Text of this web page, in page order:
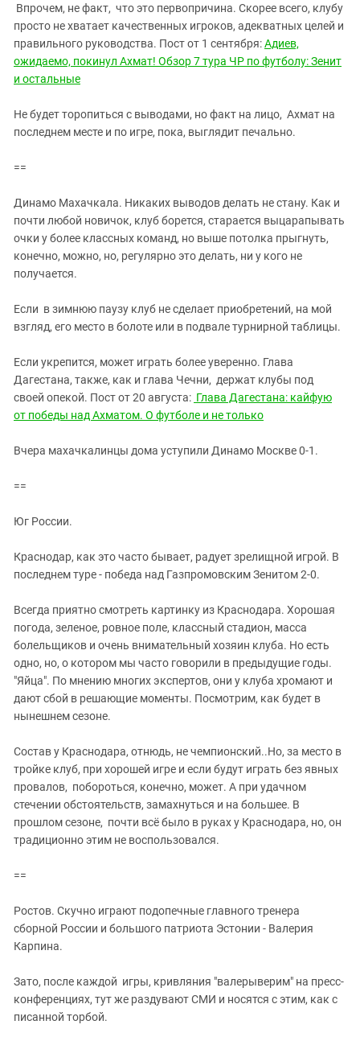
Впрочем, не факт, что это первопричина. Скорее всего, клубу
просто не хватает качественных игроков, адекватных целей и
правильного руководства. Пост от 1 сентября:Адиев,
ожидаемо, покинул Ахмат! Обзор 7 тура ЧР по футболу: Зенит
и остальные
Не будет торопиться с выводами, но факт на лицо, Ахмат на
последнем месте и по игре, пока, выглядит печально.
==
Динамо Махачкала. Никаких выводов делать не стану. Как и
почти любой новичок, клуб борется, старается выцарапывать
очки у более классных команд, но выше потолка прыгнуть,
конечно, можно, но, регулярно это делать, ни у кого не
получается.
Если в зимнюю паузу клуб не сделает приобретений, на мой
взгляд, его место в болоте или в подвале турнирной таблицы.
Если укрепится, может играть более уверенно. Глава
Дагестана, также, как и глава Чечни, держат клубы под
своей опекой. Пост от 20 августа: Глава Дагестана: кайфую
от победы над Ахматом. О футболе и не только
Вчера махачкалинцы дома уступили Динамо Москве 0-1.
==
Юг России.
Краснодар, как это часто бывает, радует зрелищной игрой. В
последнем туре - победа над Газпромовским Зенитом 2-0.
Всегда приятно смотреть картинку из Краснодара. Хорошая
погода, зеленое, ровное поле, классный стадион, масса
болельщиков и очень внимательный хозяин клуба. Но есть
одно, но, о котором мы часто говорили в предыдущие годы.
"Яйца". По мнению многих экспертов, они у клуба хромают и
дают сбой в решающие моменты. Посмотрим, как будет в
нынешнем сезоне.
Состав у Краснодара, отнюдь, не чемпионский..Но, за место в
тройке клуб, при хорошей игре и если будут играть без явных
провалов, побороться, конечно, может. А при удачном
стечении обстоятельств, замахнуться и на большее. В
прошлом сезоне, почти всё было в руках у Краснодара, но, он
традиционно этим не воспользовался.
==
Ростов. Скучно играют подопечные главного тренера
сборной России и большого патриота Эстонии - Валерия
Карпина.
Зато, после каждой игры, кривляния "валерыверим" на пресс-
конференциях, тут же раздувают СМИ и носятся с этим, как с
писанной торбой.